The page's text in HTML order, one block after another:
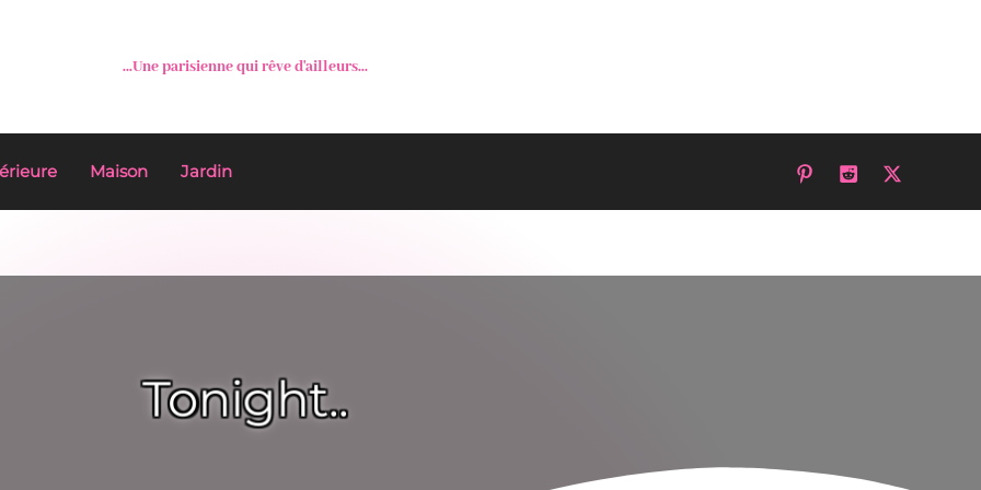
...Une parisienne qui rêve d'ailleurs...
Maison Jardin
Tonight..